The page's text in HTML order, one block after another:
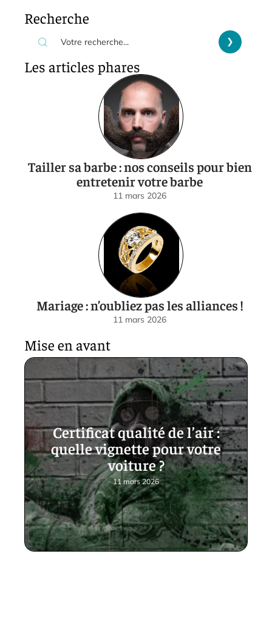
Recherche
Les articles phares
Tailler sa barbe : nos conseils pour bien
entretenir votre barbe
11 mars 2026
Mariage : n’oubliez pas les alliances !
11 mars 2026
Mise en avant
Certificat qualité de l’air :
quelle vignette pour votre
voiture ?
11 mars 2026